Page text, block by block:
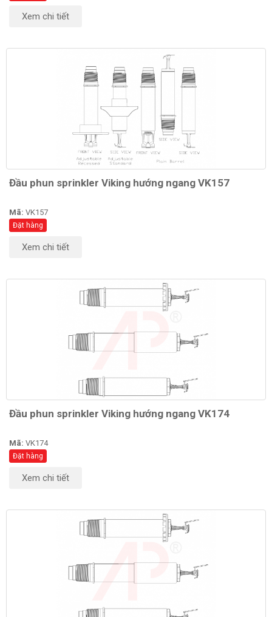
Xem chi tiết
Đầu phun sprinkler Viking hướng ngang VK157
Mã: VK157
Đặt hàng
Xem chi tiết
Đầu phun sprinkler Viking hướng ngang VK174
Mã: VK174
Đặt hàng
Xem chi tiết